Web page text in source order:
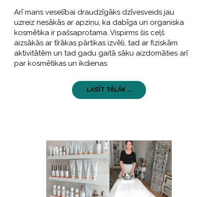
Arī mans veselībai draudzīgāks dzīvesveids jau
uzreiz nesākās ar apziņu, ka dabīga un organiska
kosmētika ir pašsaprotama. Vispirms šis ceļš
aizsākās ar tīrākas pārtikas izvēli, tad ar fiziskām
aktivitātēm un tad gadu gaitā sāku aizdomāties arī
par kosmētikas un ikdienas
LASĪT TĀLĀK ...